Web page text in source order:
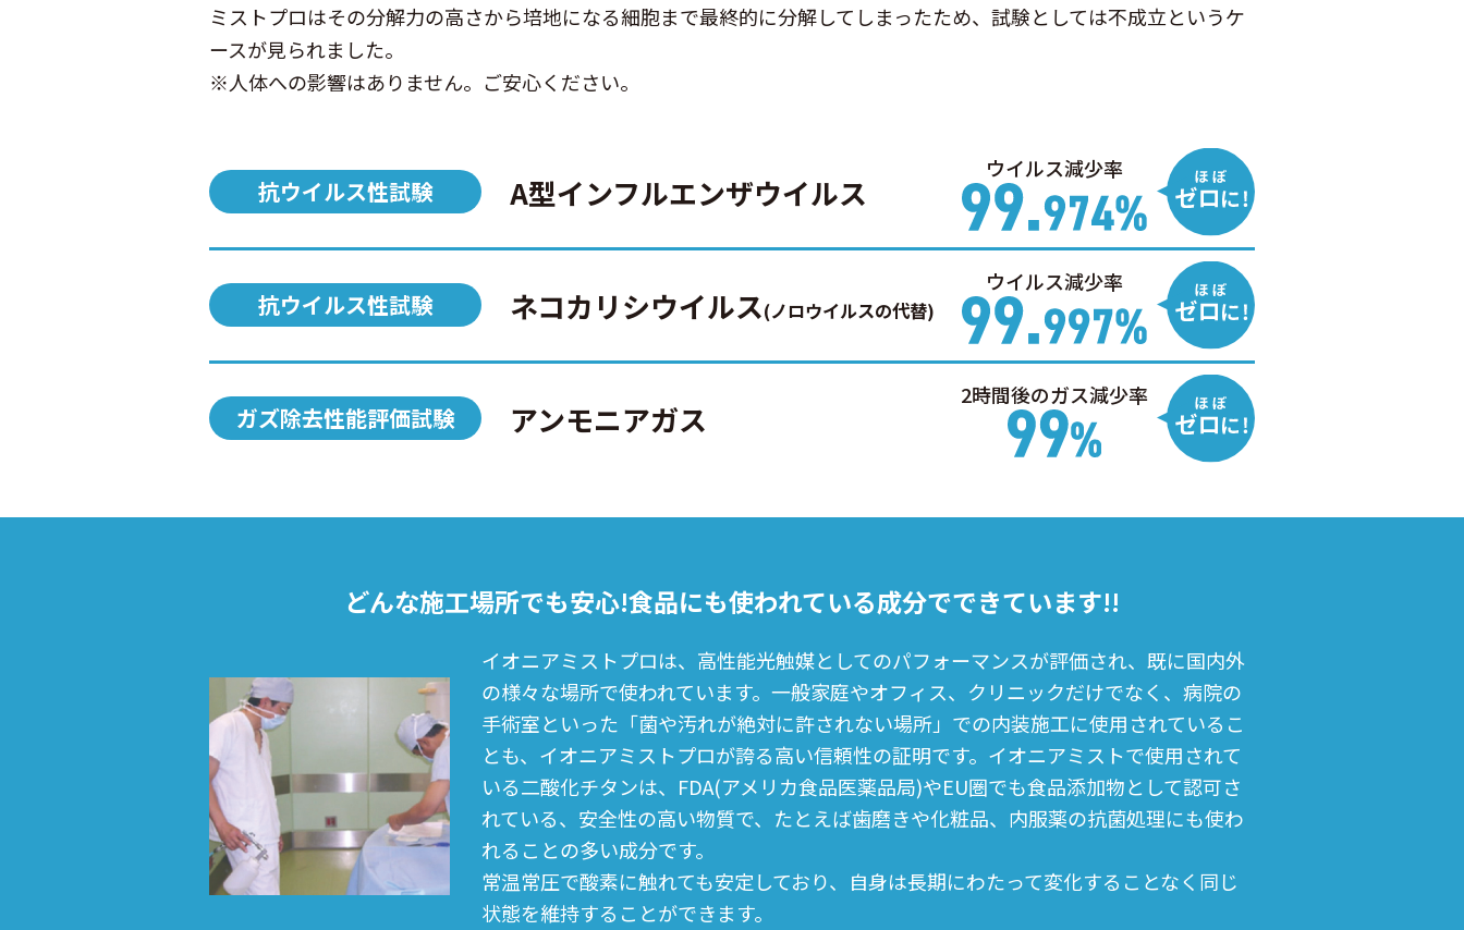
ミストプロはその分解力の高さから培地になる細胞まで最終的に分解してしまったため、試験としては不成立というケ
ースが見られました。
※人体への影響はありません。ご安心ください。
抗ウイルス性試験 A型インフルエンザウイルス
ウイルス減少率
抗ウイルス性試験 ネコカリシウイルス(ノロウイルスの代替)
ウイルス減少率
ガズ除去性能評価試験 アンモニアガス
2時間後のガス減少率
どんな施工場所でも安心!食品にも使われている成分でできています!!
イオニアミストプロは、高性能光触媒としてのパフォーマンスが評価され、既に国内外
の様々な場所で使われています。一般家庭やオフィス、クリニックだけでなく、病院の
手術室といった「菌や汚れが絶対に許されない場所」での内装施工に使用されているこ
とも、イオニアミストプロが誇る高い信頼性の証明です。イオニアミストで使用されて
いる二酸化チタンは、FDA(アメリカ食品医薬品局)やEU圏でも食品添加物として認可さ
れている、安全性の高い物質で、たとえば歯磨きや化粧品、内服薬の抗菌処理にも使わ
れることの多い成分です。
常温常圧で酸素に触れても安定しており、自身は長期にわたって変化することなく同じ
状態を維持することができます。